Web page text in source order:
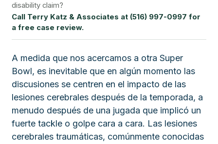
disability claim?
Call Terry Katz & Associates at (516) 997-0997 for
a free case review.
A medida que nos acercamos a otra Super
Bowl, es inevitable que en algún momento las
discusiones se centren en el impacto de las
lesiones cerebrales después de la temporada, a
menudo después de una jugada que implicó un
fuerte tackle o golpe cara a cara. Las lesiones
cerebrales traumáticas, comúnmente conocidas